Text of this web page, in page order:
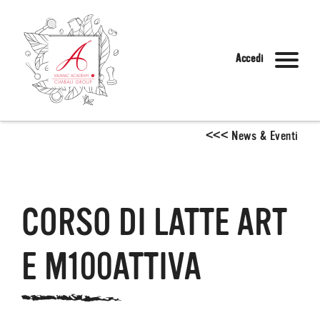
Accedi
<<< News & Eventi
CORSO DI LATTE ART
E M100ATTIVA